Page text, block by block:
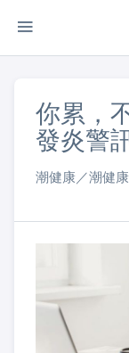
你累，
發炎警
潮健康／潮健